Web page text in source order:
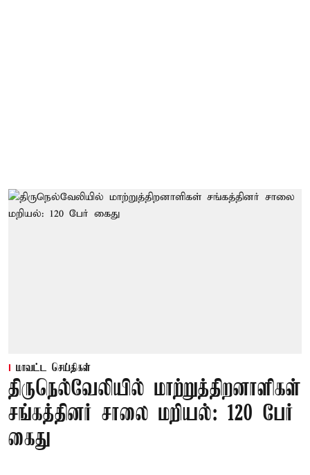
மாவட்ட செய்திகள்
திருநெல்வேலியில் மாற்றுத்திறனாளிகள்
சங்கத்தினர் சாலை மறியல்: 120 பேர்
கைது